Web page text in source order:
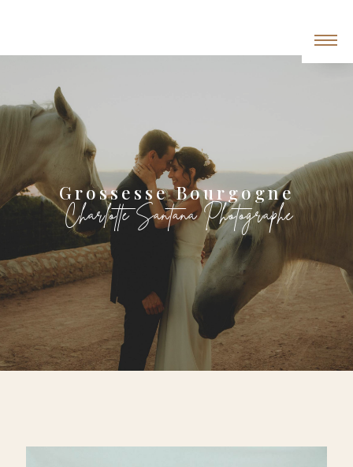
Grossesse Bourgogne
Charlotte Santana Photographe